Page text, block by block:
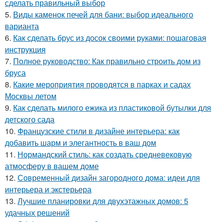
сделать правильный выбор
5. Виды каменок печей для бани: выбор идеального
варианта
6. Как сделать брус из досок своими руками: пошаговая
инструкция
7. Полное руководство: Как правильно строить дом из
бруса
8. Какие мероприятия проводятся в парках и садах
Москвы летом
9. Как сделать милого ежика из пластиковой бутылки для
детского сада
10. Французские стили в дизайне интерьера: как
добавить шарм и элегантность в ваш дом
11. Нормандский стиль: как создать средневековую
атмосферу в вашем доме
12. Современный дизайн загородного дома: идеи для
интерьера и экстерьера
13. Лучшие планировки для двухэтажных домов: 5
удачных решений